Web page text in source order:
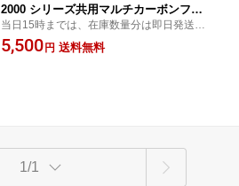
2000 シリーズ共用マルチカーボンフィ
ルターゼンケン 正規取扱店【送料無
料】【ポイント10倍】
当日15時までは、在庫数量分は即日発送！
（休業日・月曜日を除く）
5,500 円 送料無料
1/1